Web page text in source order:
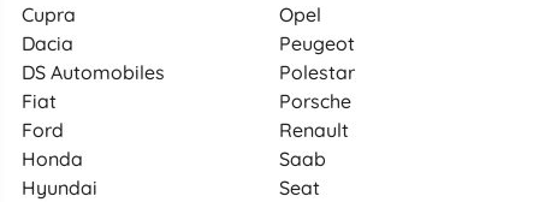
Cupra
Dacia
DS Automobiles
Fiat
Ford
Honda
Hyundai
Opel
Peugeot
Polestar
Porsche
Renault
Saab
Seat